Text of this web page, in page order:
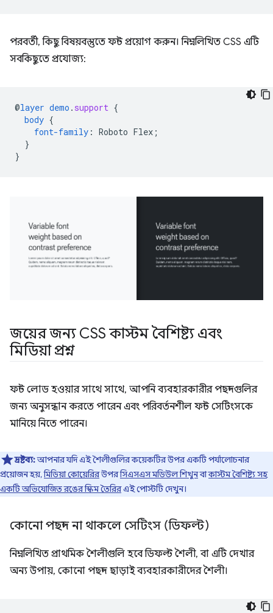
পরবর্তী, কিছু বিষয়বস্তুতে ফন্ট প্রয়োগ করুন। নিম্নলিখিত CSS এটি
সবকিছুতে প্রযোজ্য:
@layer demo . support {
body {
font-family : Roboto Flex ;
}
}
জয়ের জন্য CSS কাস্টম বৈশিষ্ট্য এবং
মিডিয়া প্রশ্ন
ফন্ট লোড হওয়ার সাথে সাথে, আপনি ব্যবহারকারীর পছন্দগুলির
জন্য অনুসন্ধান করতে পারেন এবং পরিবর্তনশীল ফন্ট সেটিংসকে
মানিয়ে নিতে পারেন।
দ্রষ্টব্য:আপনার যদি এই শৈলীগুলির কয়েকটির উপর একটি পর্যালোচনার
প্রয়োজন হয়,মিডিয়া কোয়েরিরউপরসিএসএস মডিউল শিখুনবাকাস্টম বৈশিষ্ট্য সহ
একটি অভিযোজিত রঙের স্কিম তৈরিরএই পোস্টটি দেখুন।
কোনো পছন্দ না থাকলে সেটিংস (ডিফল্ট)
নিম্নলিখিত প্রাথমিক শৈলীগুলি হবে ডিফল্ট শৈলী, বা এটি দেখার
অন্য উপায়, কোনো পছন্দ ছাড়াই ব্যবহারকারীদের শৈলী।